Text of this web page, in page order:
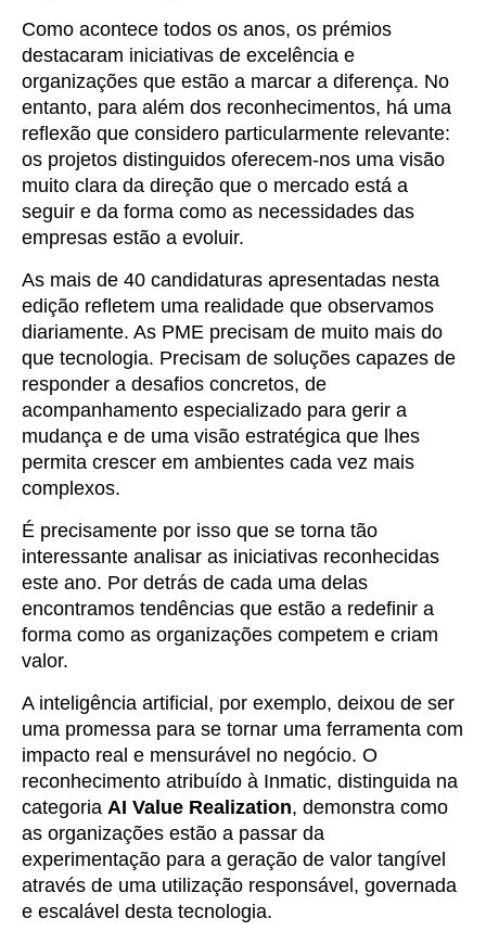
Como acontece todos os anos, os prémios
destacaram iniciativas de excelência e
organizações que estão a marcar a diferença. No
entanto, para além dos reconhecimentos, há uma
reflexão que considero particularmente relevante:
os projetos distinguidos oferecem-nos uma visão
muito clara da direção que o mercado está a
seguir e da forma como as necessidades das
empresas estão a evoluir.
As mais de 40 candidaturas apresentadas nesta
edição refletem uma realidade que observamos
diariamente. As PME precisam de muito mais do
que tecnologia. Precisam de soluções capazes de
responder a desafios concretos, de
acompanhamento especializado para gerir a
mudança e de uma visão estratégica que lhes
permita crescer em ambientes cada vez mais
complexos.
É precisamente por isso que se torna tão
interessante analisar as iniciativas reconhecidas
este ano. Por detrás de cada uma delas
encontramos tendências que estão a redefinir a
forma como as organizações competem e criam
valor.
A inteligência artificial, por exemplo, deixou de ser
uma promessa para se tornar uma ferramenta com
impacto real e mensurável no negócio. O
reconhecimento atribuído à Inmatic, distinguida na
categoria AI Value Realization, demonstra como
as organizações estão a passar da
experimentação para a geração de valor tangível
através de uma utilização responsável, governada
e escalável desta tecnologia.